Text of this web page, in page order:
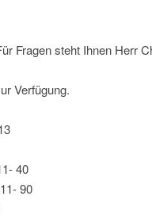
Fragen steht Ihnen Herr
Verfügung.
40
90